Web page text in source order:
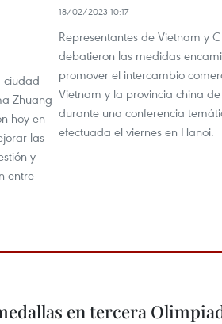
ciudad
Zhuang
hoy en
las
y
entre
18/02/2023 10:17
Representantes de Vietnam y
debatieron las medidas
promover el intercambio
Vietnam y la provincia china de
durante una conferencia
efectuada el viernes en Hanoi.
en tercera